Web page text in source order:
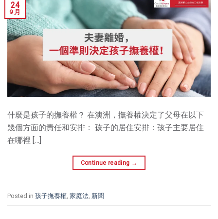
24
9 月
什麼是孩子的撫養權？ 在澳洲，撫養權決定了父母在以下
幾個方面的責任和安排： 孩子的居住安排：孩子主要居住
在哪裡 […]
Continue reading →
Posted in 孩子撫養權, 家庭法, 新聞